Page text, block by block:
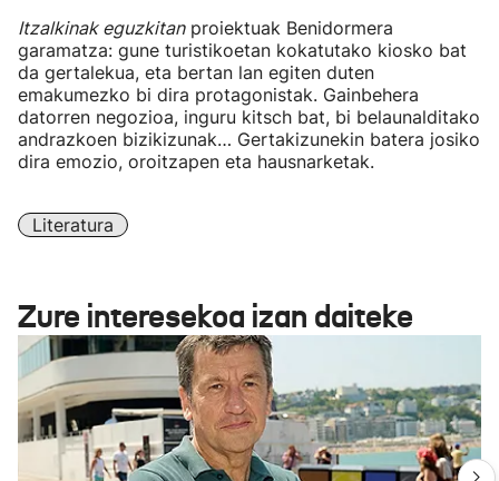
Itzalkinak eguzkitanproiektuak Benidormera
garamatza: gune turistikoetan kokatutako kiosko bat
da gertalekua, eta bertan lan egiten duten
emakumezko bi dira protagonistak. Gainbehera
datorren negozioa, inguru kitsch bat, bi belaunalditako
andrazkoen bizikizunak… Gertakizunekin batera josiko
dira emozio, oroitzapen eta hausnarketak.
Literatura
Zure interesekoa izan daiteke